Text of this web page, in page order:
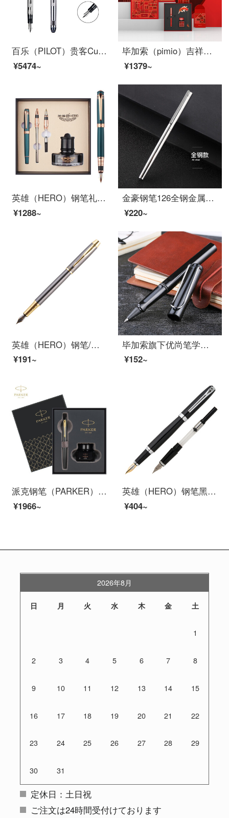
百乐（PILOT）贵客Custom74透明钢笔墨水笔14K金尖钢笔礼盒装送礼商务书写 透明杆 F尖 FKK-1MR-NC-F-A
¥5474~
毕加索（pimio）吉祥礼盒钢笔墨水套装中国红商务礼品笔T908
¥1379~
英雄（HERO）钢笔礼盒849墨绿色 三件套（铱金笔+宝珠+美工）办公礼品墨水礼盒套装
¥1288~
金豪钢笔126全钢金属银色黑色学生男女孩成人商务日常写字书法练字铱金笔墨水笔吸墨器墨囊两用口径2.6 126钢笔简装（全钢） 暗尖0.38MM
¥220~
英雄（HERO）钢笔/签字笔7006 学生办公练字钢笔商务礼品 F尖 灰色
¥191~
毕加索旗下优尚笔学生用书写商务男士女士签字笔签字笔0.5mm钢笔式笔送礼个性签名笔 亮黑色
¥152~
派克钢笔（PARKER）派克威雅XL墨水礼盒 签字笔商务送礼 学生钢笔练字 生日礼物 礼品笔免费刻字 威雅XL经典黑金夹墨水笔+礼盒
¥1966~
英雄（HERO）钢笔黑色双笔尖铱金钢笔套装（F+EF尖） 916
¥404~
2026年8月
日 月 火 水 木 金 土
1
2 3 4 5 6 7 8
9 10 11 12 13 14 15
16 17 18 19 20 21 22
23 24 25 26 27 28 29
30 31
定休日：土日祝
ご注文は24時間受付けております